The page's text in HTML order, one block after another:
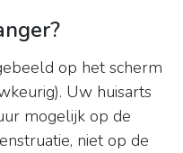
op het scherm
Uw huisarts
mogelijk op de
niet op de